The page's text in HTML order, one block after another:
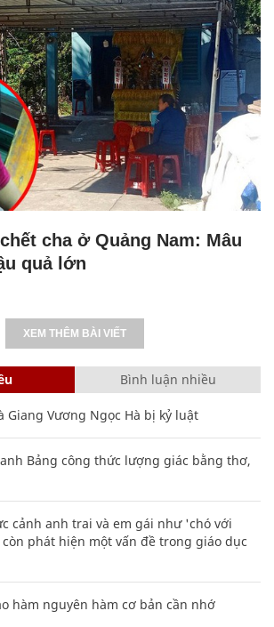
cha ở Quảng Nam: Mâu
quả lớn
XEM THÊM BÀI VIẾT
Bình luận nhiều
Giang Vương Ngọc Hà bị kỷ luật
Bảng công thức lượng giác bằng thơ,
cảnh anh trai và em gái như 'chó với
phát hiện một vấn đề trong giáo dục
hàm nguyên hàm cơ bản cần nhớ